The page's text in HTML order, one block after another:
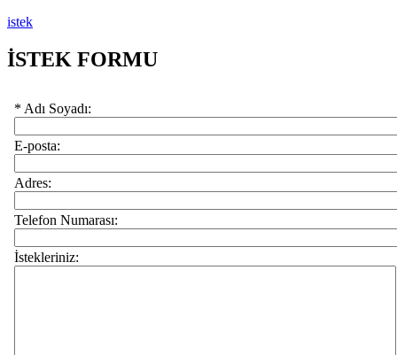
istek
İSTEK FORMU
* Adı Soyadı:
E-posta:
Adres:
Telefon Numarası:
İstekleriniz: